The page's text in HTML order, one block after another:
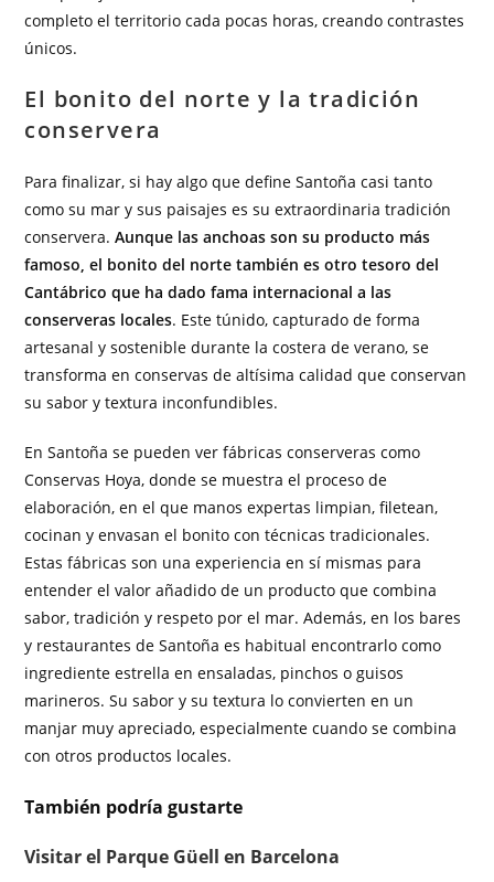
completo el territorio cada pocas horas, creando contrastes
únicos.
El bonito del norte y la tradición
conservera
Para finalizar, si hay algo que define Santoña casi tanto
como su mar y sus paisajes es su extraordinaria tradición
conservera. Aunque las anchoas son su producto más
famoso, el bonito del norte también es otro tesoro del
Cantábrico que ha dado fama internacional a las
conserveras locales. Este túnido, capturado de forma
artesanal y sostenible durante la costera de verano, se
transforma en conservas de altísima calidad que conservan
su sabor y textura inconfundibles.
En Santoña se pueden ver fábricas conserveras como
Conservas Hoya, donde se muestra el proceso de
elaboración, en el que manos expertas limpian, filetean,
cocinan y envasan el bonito con técnicas tradicionales.
Estas fábricas son una experiencia en sí mismas para
entender el valor añadido de un producto que combina
sabor, tradición y respeto por el mar. Además, en los bares
y restaurantes de Santoña es habitual encontrarlo como
ingrediente estrella en ensaladas, pinchos o guisos
marineros. Su sabor y su textura lo convierten en un
manjar muy apreciado, especialmente cuando se combina
con otros productos locales.
También podría gustarte
Visitar el Parque Güell en Barcelona